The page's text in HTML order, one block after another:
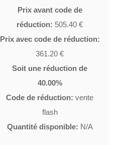
Prix avant code de
réduction: 505.40 €
Prix avec code de réduction:
361.20 €
Soit une réduction de
40.00%
Code de réduction: vente
flash
Quantité disponible: N/A